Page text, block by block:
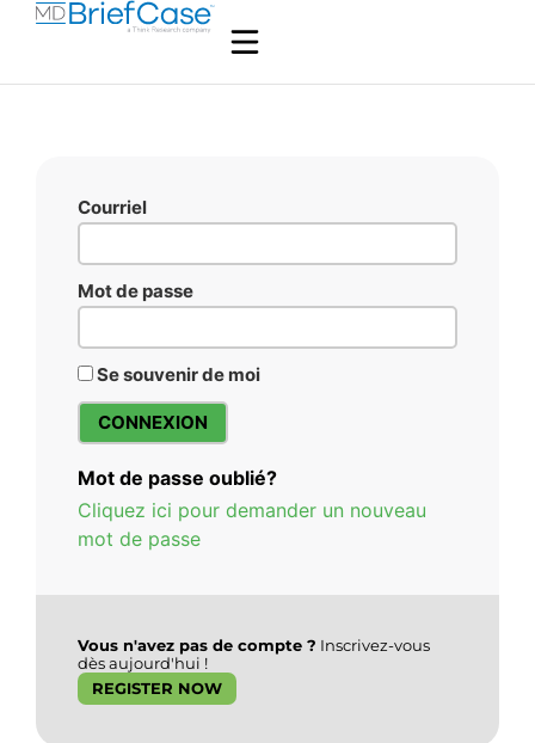
Courriel
Mot de passe
Se souvenir de moi
Mot de passe oublié?
Cliquez ici pour demander un nouveau
mot de passe
Vous n'avez pas de compte ? Inscrivez-vous
dès aujourd'hui !
REGISTER NOW